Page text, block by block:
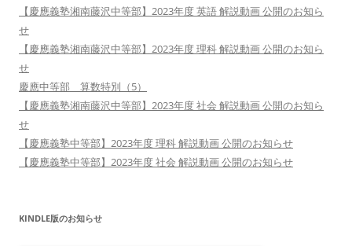
【慶應義塾湘南藤沢中等部】2023年度 英語 解説動画 公開のお知ら
せ
【慶應義塾湘南藤沢中等部】2023年度 理科 解説動画 公開のお知ら
せ
慶應中等部 算数特別（5）
【慶應義塾湘南藤沢中等部】2023年度 社会 解説動画 公開のお知ら
せ
【慶應義塾中等部】2023年度 理科 解説動画 公開のお知らせ
【慶應義塾中等部】2023年度 社会 解説動画 公開のお知らせ
KINDLE版のお知らせ